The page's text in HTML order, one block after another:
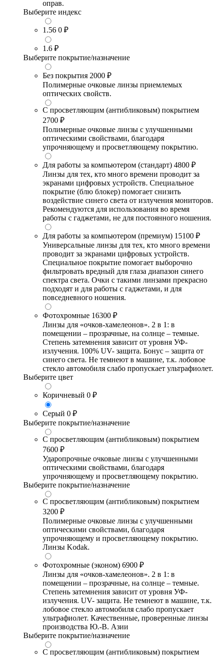
оправ.
Выберите индекс
1.56 0 ₽
1.6 ₽
Выберите покрытие/назначение
Без покрытия 2000 ₽
Полимерные очковые линзы приемлемых
оптических свойств.
С просветляющим (антибликовым) покрытием
2700 ₽
Полимерные очковые линзы с улучшенными
оптическими свойствами, благодаря
упрочняющему и просветляющему покрытию.
Для работы за компьютером (стандарт) 4800 ₽
Линзы для тех, кто много времени проводит за
экранами цифровых устройств. Специальное
покрытие (блю блокер) помогает снизить
воздействие синего света от излучения мониторов.
Рекомендуются для использования во время
работы с гаджетами, не для постоянного ношения.
Для работы за компьютером (премиум) 15100 ₽
Универсальные линзы для тех, кто много времени
проводит за экранами цифровых устройств.
Специальное покрытие помогает выборочно
фильтровать вредный для глаза диапазон синего
спектра света. Очки с такими линзами прекрасно
подходят и для работы с гаджетами, и для
повседневного ношения.
Фотохромные 16300 ₽
Линзы для «очков-хамелеонов». 2 в 1: в
помещении – прозрачные, на солнце – темные.
Степень затемнения зависит от уровня УФ-
излучения. 100% UV- защита. Бонус – защита от
синего света. Не темнеют в машине, т.к. лобовое
стекло автомобиля слабо пропускает ультрафиолет.
Выберите цвет
Коричневый 0 ₽
Серый 0 ₽
Выберите покрытие/назначение
С просветляющим (антибликовым) покрытием
7600 ₽
Ударопрочные очковые линзы с улучшенными
оптическими свойствами, благодаря
упрочняющему и просветляющему покрытию.
Выберите покрытие/назначение
С просветляющим (антибликовым) покрытием
3200 ₽
Полимерные очковые линзы с улучшенными
оптическими свойствами, благодаря
упрочняющему и просветляющему покрытию.
Линзы Kodak.
Фотохромные (эконом) 6900 ₽
Линзы для «очков-хамелеонов». 2 в 1: в
помещении – прозрачные, на солнце – темные.
Степень затемнения зависит от уровня УФ-
излучения. UV- защита. Не темнеют в машине, т.к.
лобовое стекло автомобиля слабо пропускает
ультрафиолет. Качественные, проверенные линзы
производства Ю.-В. Азии
Выберите покрытие/назначение
С просветляющим (антибликовым) покрытием